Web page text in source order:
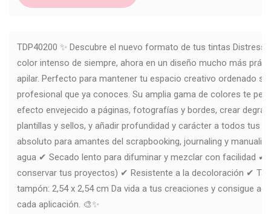
TDP40200 ✨ Descubre el nuevo formato de tus tintas Distress
color intenso de siempre, ahora en un diseño mucho más
apilar. Perfecto para mantener tu espacio creativo ordenado
profesional que ya conoces. Su amplia gama de colores te
efecto envejecido a páginas, fotografías y bordes, crear
plantillas y sellos, y añadir profundidad y carácter a todos tus
absoluto para amantes del scrapbooking, journaling y
agua ✔ Secado lento para difuminar y mezclar con facilidad ✔
conservar tus proyectos) ✔ Resistente a la decoloración ✔
tampón: 2,54 x 2,54 cm Da vida a tus creaciones y consigue
cada aplicación. 🎨✨